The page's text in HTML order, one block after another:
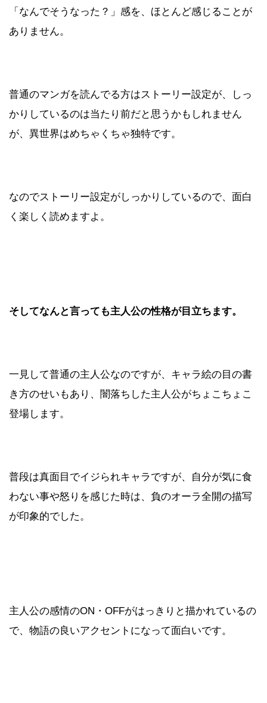
「なんでそうなった？」感を、ほとんど感じることが
ありません。
普通のマンガを読んでる方はストーリー設定が、しっ
かりしているのは当たり前だと思うかもしれません
が、異世界はめちゃくちゃ独特です。
なのでストーリー設定がしっかりしているので、面白
く楽しく読めますよ。
そしてなんと言っても主人公の性格が目立ちます。
一見して普通の主人公なのですが、キャラ絵の目の書
き方のせいもあり、闇落ちした主人公がちょこちょこ
登場します。
普段は真面目でイジられキャラですが、自分が気に食
わない事や怒りを感じた時は、負のオーラ全開の描写
が印象的でした。
主人公の感情のON・OFFがはっきりと描かれているの
で、物語の良いアクセントになって面白いです。